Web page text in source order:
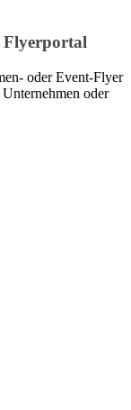
Flyerportal
oder Event-Flyer
oder